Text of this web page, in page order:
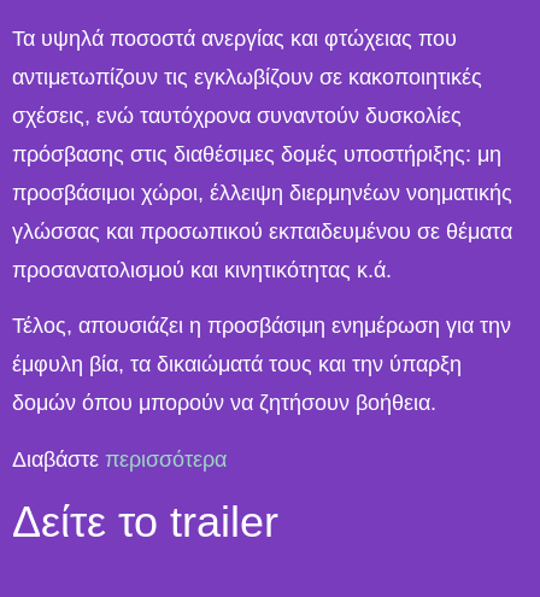
Τα υψηλά ποσοστά ανεργίας και φτώχειας που
αντιμετωπίζουν τις εγκλωβίζουν σε κακοποιητικές
σχέσεις, ενώ ταυτόχρονα συναντούν δυσκολίες
πρόσβασης στις διαθέσιμες δομές υποστήριξης: μη
προσβάσιμοι χώροι, έλλειψη διερμηνέων νοηματικής
γλώσσας και προσωπικού εκπαιδευμένου σε θέματα
προσανατολισμού και κινητικότητας κ.ά.
Τέλος, απουσιάζει η προσβάσιμη ενημέρωση για την
έμφυλη βία, τα δικαιώματά τους και την ύπαρξη
δομών όπου μπορούν να ζητήσουν βοήθεια.
Διαβάστε περισσότερα
Δείτε το trailer